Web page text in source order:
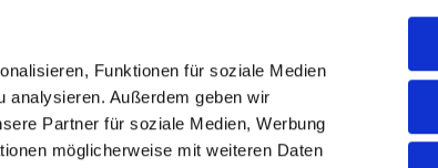
Funktionen für soziale Medien
analysieren. Außerdem geben wir
Partner für soziale Medien, Werbung
möglicherweise mit weiteren Daten